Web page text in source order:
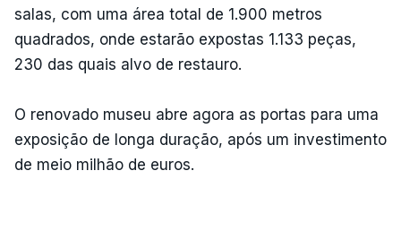
salas, com uma área total de 1.900 metros
quadrados, onde estarão expostas 1.133 peças,
230 das quais alvo de restauro.
O renovado museu abre agora as portas para uma
exposição de longa duração, após um investimento
de meio milhão de euros.